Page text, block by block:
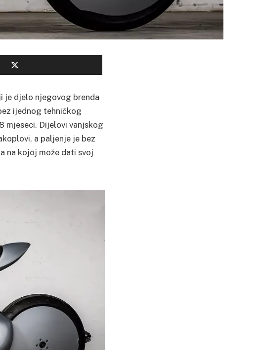
je djelo njegovog brenda
ijednog tehničkog
mjeseci. Dijelovi vanjskog
a paljenje je bez
na kojoj može dati svoj